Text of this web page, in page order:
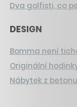
Dva golfisti, co
DESIGN
Bomma není
Originální
Nábytek z betonu